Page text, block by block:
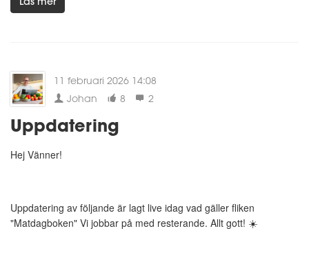
11 februari 2026 14:08
Johan
8 2
Uppdatering
Hej Vänner!
Uppdatering av följande är lagt live idag vad gäller fliken
"Matdagboken" Vi jobbar på med resterande. Allt gott! ☀️